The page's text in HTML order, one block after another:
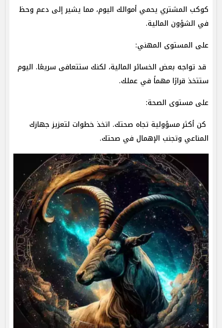
كوكب المشتري يحمي أموالك اليوم، مما يشير إلى دعم وحظ
في الشؤون المالية.
على المستوى المهني:
قد تواجه بعض الخسائر المالية، لكنك ستتعافى سريعًا. اليوم
ستتخذ قرارًا مهماً في عملك.
على مستوى الصحة:
كن أكثر مسؤولية تجاه صحتك. اتخذ خطوات لتعزيز جهازك
المناعي وتجنب الإهمال في صحتك.